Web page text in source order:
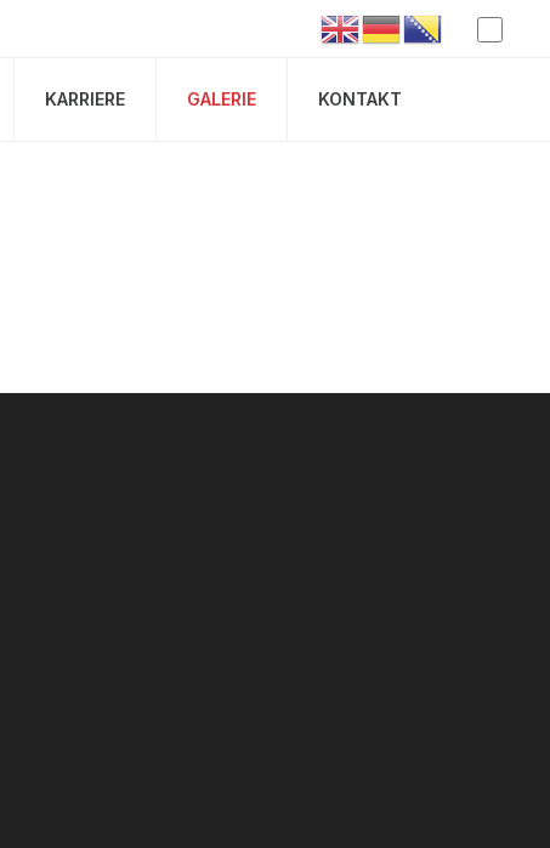
KARRIERE GALERIE KONTAKT